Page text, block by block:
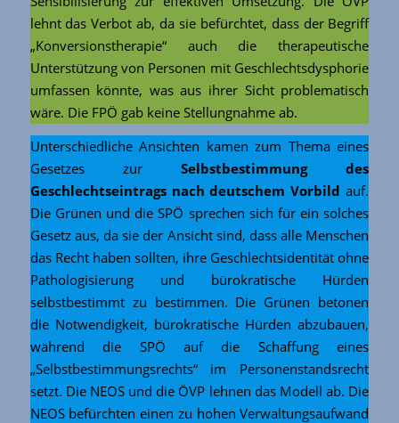
lehnt das Verbot ab, da sie befürchtet, dass der Begriff
„Konversionstherapie“ auch die therapeutische
Unterstützung von Personen mit Geschlechtsdysphorie
umfassen könnte, was aus ihrer Sicht problematisch
wäre. Die FPÖ gab keine Stellungnahme ab.
Unterschiedliche Ansichten kamen zum Thema eines
Gesetzes zurSelbstbestimmung des
Geschlechtseintrags nach deutschem Vorbildauf.
Die Grünen und die SPÖ sprechen sich für ein solches
Gesetz aus, da sie der Ansicht sind, dass alle Menschen
das Recht haben sollten, ihre Geschlechtsidentität ohne
Pathologisierung und bürokratische Hürden
selbstbestimmt zu bestimmen. Die Grünen betonen
die Notwendigkeit, bürokratische Hürden abzubauen,
während die SPÖ auf die Schaffung eines
„Selbstbestimmungsrechts“ im Personenstandsrecht
setzt. Die NEOS und die ÖVP lehnen das Modell ab. Die
NEOS befürchten einen zu hohen Verwaltungsaufwand